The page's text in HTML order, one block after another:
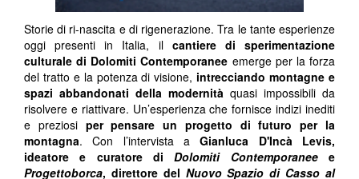
Storie di ri-nascita e di rigenerazione. Tra le tante esperienze
oggi presenti in Italia, il cantiere di sperimentazione
culturale di Dolomiti Contemporanee emerge per la forza
del tratto e la potenza di visione, intrecciando montagne e
spazi abbandonati della modernità quasi impossibili da
risolvere e riattivare. Un’esperienza che fornisce indizi inediti
e preziosi per pensare un progetto di futuro per la
montagna. Con l’intervista aGianluca D'Incà Levis,
ideatore e curatore diDolomiti Contemporaneee
Progettoborca, direttore del Nuovo Spazio di Casso al